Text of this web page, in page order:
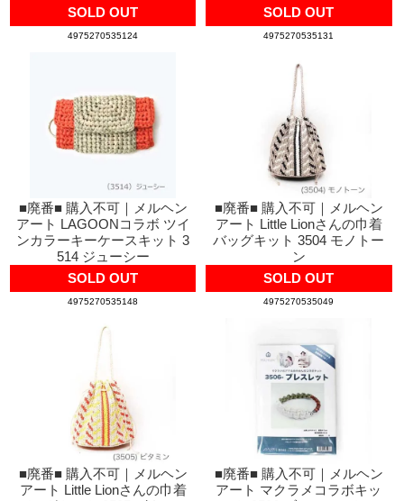
SOLD OUT
4975270535124
SOLD OUT
4975270535131
■廃番■ 購入不可｜メルヘン
アート LAGOONコラボ ツイ
ンカラーキーケースキット 3
514 ジューシー
SOLD OUT
4975270535148
■廃番■ 購入不可｜メルヘン
アート Little Lionさんの巾着
バッグキット 3504 モノトー
ン
SOLD OUT
4975270535049
■廃番■ 購入不可｜メルヘン
アート Little Lionさんの巾着
■廃番■ 購入不可｜メルヘン
アート マクラメコラボキッ